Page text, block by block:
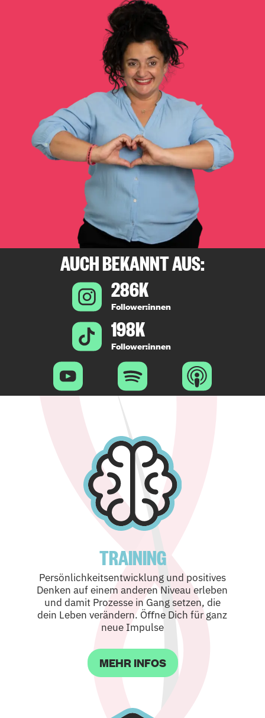
AUCH BEKANNT AUS:
286K
Follower:innen
198K
Follower:innen
TRAINING
Persönlichkeitsentwicklung und positives
Denken auf einem anderen Niveau erleben
und damit Prozesse in Gang setzen, die
dein Leben verändern. Öﬀne Dich für ganz
neue Impulse
MEHR INFOS